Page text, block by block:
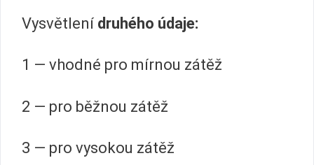
Vysvětlení druhého údaje:
1 — vhodné pro mírnou zátěž
2 — pro běžnou zátěž
3 — pro vysokou zátěž